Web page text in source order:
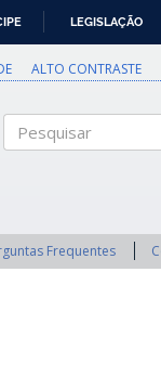
LEGISLAÇÃO
ALTO CONTRASTE
Frequentes